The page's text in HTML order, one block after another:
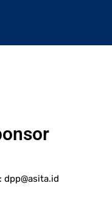
dpp@asita.id